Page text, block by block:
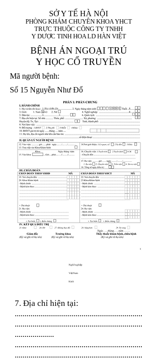
SỞ Y TẾ HÀ NỘI
PHÒNG KHÁM CHUYÊN KHOA YHCT
TRỰC THUỘC CÔNG TY TNHH
Y DƯỢC TINH HOA LD HÀN VIỆT
BỆNH ÁN NGOẠI TRÚ
Y HỌC CỔ TRUYỀN
Mã người bệnh:
Số 15 Nguyễn Như Đổ
1. Họ và tên (In
hoa):
1 9 9 5
8
8
X
X
Nghề nghiệp
Việt Nam
Kinh
7. Địa chỉ hiện tại:
.................................................................
.................................................................
....................
.................................................................
.................................................................